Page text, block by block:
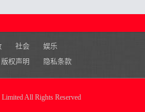
社会
娱乐
版权声明 隐私条款
All Rights Reserved